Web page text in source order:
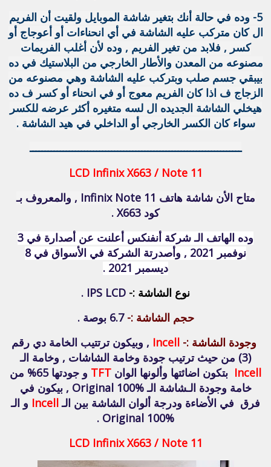
5- وده في حالة أنك بتغير شاشة الموبايل ولقيت أن الفريم
ال كان متركب عليه الشاشة في أي انحناءات أو أعوجاج أو
كسر , فلابد من تغير الفريم , وده لأن أغلب الفريمات
مصنوعه من المعدن والأطار الخارجي من البلاستيك في ده
بيبقي جسم صلب وبتركب عليه الشاشة وهي مصنوعه من
الزجاج ف اذا كان الفريم معوج أو في انحناء أو كسر ف ده
هيخلي الشاشة الجديده ال لسه متغيره أكثر عرضه للكسر
سواء كان الكسر الخارجي أو الداخلي في هيد الشاشة .
ــــــــــــــــــــــــــــــــــــــــــــــــــــــــــــــــــــــ
LCD Infinix X663 / Note 11
متاح الأن شاشة هاتف Infinix Note 11 , والمعروف بـ
كود X663 .
وده الهاتف الـ شركة أنفنكس أعلنت عن أصدارة في 3
نوفمبر 2021 , وأصدرتة الشركة في الأسواق في 8
ديسمبر 2021 .
نوع الشاشة :-
حجم الشاشة :- 6.7 بوصة .
وجودة الشاشة :- Incell , وبيكون ترتتيب الخامة دي رقم
(3) من حيث ترتيب جودة وخامة الشاشات , وخامة الـ
Incell بتكون اضائتها وألونها الوان TFT
و جودتها 65% من
خامة وجودة الـشاشة الـ Original 100% , بيكون في
فرق في الأضاءة ودرجة ألوان الشاشة بين الـIncell و الـ
Original 100% .
LCD Infinix X663 / Note 11